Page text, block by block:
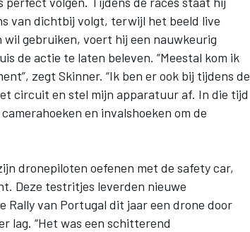
van dichtbij volgt, terwijl het beeld live
gebruiken, voert hij een nauwkeurig
de actie te laten beleven. “Meestal kom ik
zegt Skinner. “Ik ben er ook bij tijdens de
circuit en stel mijn apparatuur af. In die tijd
en invalshoeken om de
dronepiloten oefenen met de safety car,
Deze testritjes leverden nieuwe
Rally van Portugal dit jaar een drone door
lag. “Het was een schitterend